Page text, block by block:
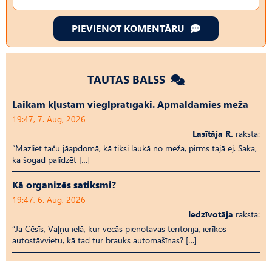
PIEVIENOT KOMENTĀRU
TAUTAS BALSS
Laikam kļūstam vieglprātīgāki. Apmaldamies mežā
19:47, 7. Aug, 2026
Lasītāja R. raksta:
“Mazliet taču jāapdomā, kā tiksi laukā no meža, pirms tajā ej. Saka,
ka šogad palīdzēt […]
Kā organizēs satiksmi?
19:47, 6. Aug, 2026
Iedzīvotāja raksta:
“Ja Cēsīs, Vaļņu ielā, kur vecās pienotavas teritorija, ierīkos
autostāvvietu, kā tad tur brauks automašīnas? […]